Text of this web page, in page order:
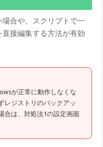
合や、スクリプトで一
接編集する方法が有効
が正常に動作しなくな
レジストリのバックアッ
合は、対処法1の設定画面